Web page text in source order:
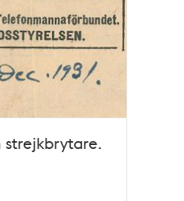
strejkbrytare.